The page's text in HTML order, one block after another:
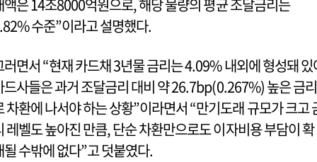
액은 14조8000억원으로, 해당 물량의 평균 조달금리는
수준”이라고 설명했다.
러면서 “현재 카드채 3년물 금리는 4.09% 내외에 형성돼 있
드사들은 과거 조달금리 대비 약 26.7bp(0.267%) 높은 금리
차환에 나서야 하는 상황”이라면서 “만기도래 규모가 크고
레벨도 높아진 만큼, 단순 차환만으로도 이자비용 부담이 확
될 수밖에 없다”고 덧붙였다.